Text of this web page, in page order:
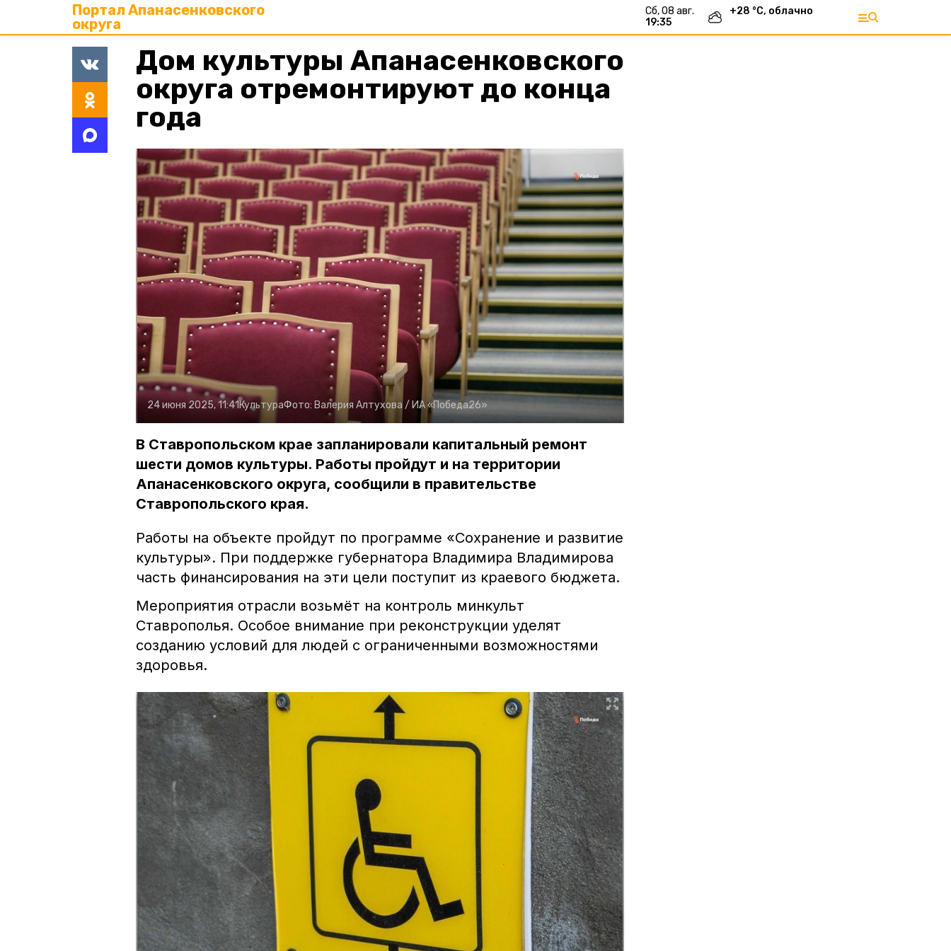
Портал Апанасенковского
округа
сб, 08 авг.
19:35
+28 °С, облачно
Дом культуры Апанасенковского
округа отремонтируют до конца
года
24 июня 2025, 11:41КультураФото: Валерия Алтухова / ИА «Победа26»
В Ставропольском крае запланировали капитальный ремонт
шести домов культуры. Работы пройдут и на территории
Апанасенковского округа, сообщили в правительстве
Ставропольского края.
Работы на объекте пройдут по программе «Сохранение и развитие
культуры». При поддержке губернатора Владимира Владимирова
часть финансирования на эти цели поступит из краевого бюджета.
Мероприятия отрасли возьмёт на контроль минкульт
Ставрополья. Особое внимание при реконструкции уделят
созданию условий для людей с ограниченными возможностями
здоровья.